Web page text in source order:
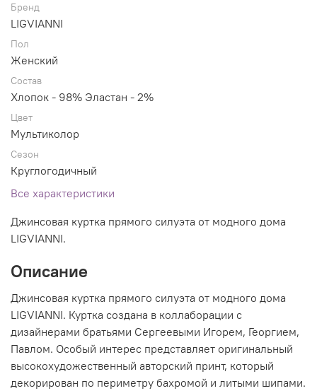
Бренд
LIGVIANNI
Пол
Женский
Состав
Хлопок - 98% Эластан - 2%
Цвет
Мультиколор
Сезон
Круглогодичный
Все характеристики
Джинсовая куртка прямого силуэта от модного дома
LIGVIANNI.
Описание
Джинсовая куртка прямого силуэта от модного дома
LIGVIANNI. Куртка создана в коллаборации с
дизайнерами братьями Сергеевыми Игорем, Георгием,
Павлом. Особый интерес представляет оригинальный
высокохудожественный авторский принт, который
декорирован по периметру бахромой и литыми шипами.